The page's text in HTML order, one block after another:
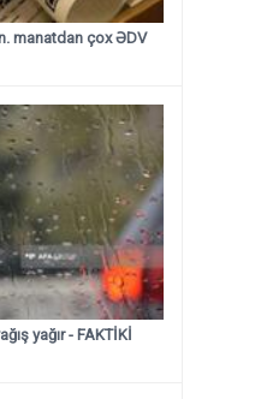
manatdan çox ƏDV
yağır - FAKTİKİ